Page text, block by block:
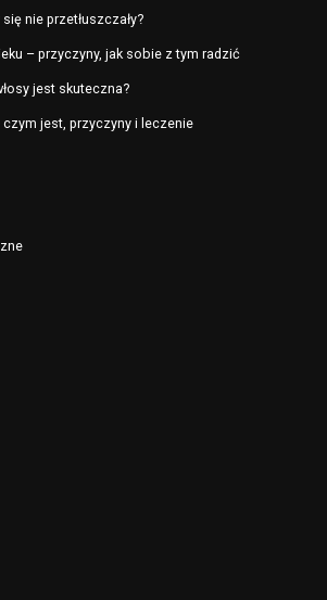
nie przetłuszczały?
– przyczyny, jak sobie z tym radzić
jest skuteczna?
czym jest, przyczyny i leczenie